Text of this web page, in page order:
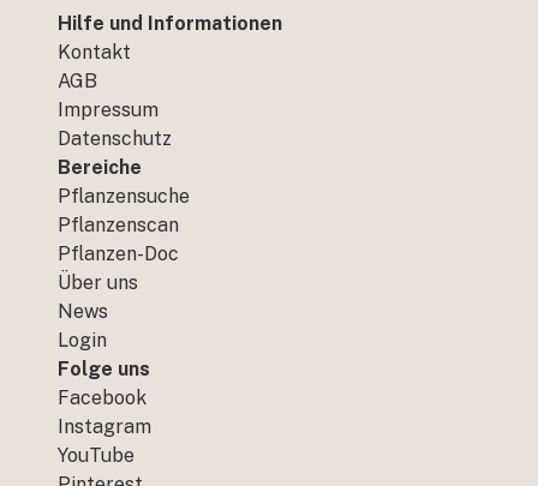
Hilfe und Informationen
Kontakt
AGB
Impressum
Datenschutz
Bereiche
Pflanzensuche
Pflanzenscan
Pflanzen-Doc
Über uns
News
Login
Folge uns
Facebook
Instagram
YouTube